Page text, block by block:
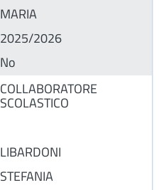
MARIA
2025/2026
No
COLLABORATORE
SCOLASTICO
LIBARDONI
STEFANIA